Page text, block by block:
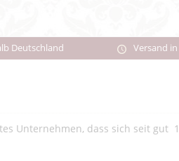
Deutschland Versand in
Unternehmen, dass sich seit gut